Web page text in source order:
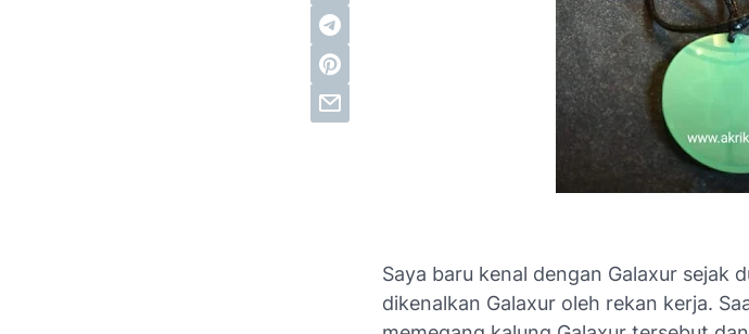
Saya baru kenal dengan Galaxur sejak
dikenalkan Galaxur oleh rekan kerja.